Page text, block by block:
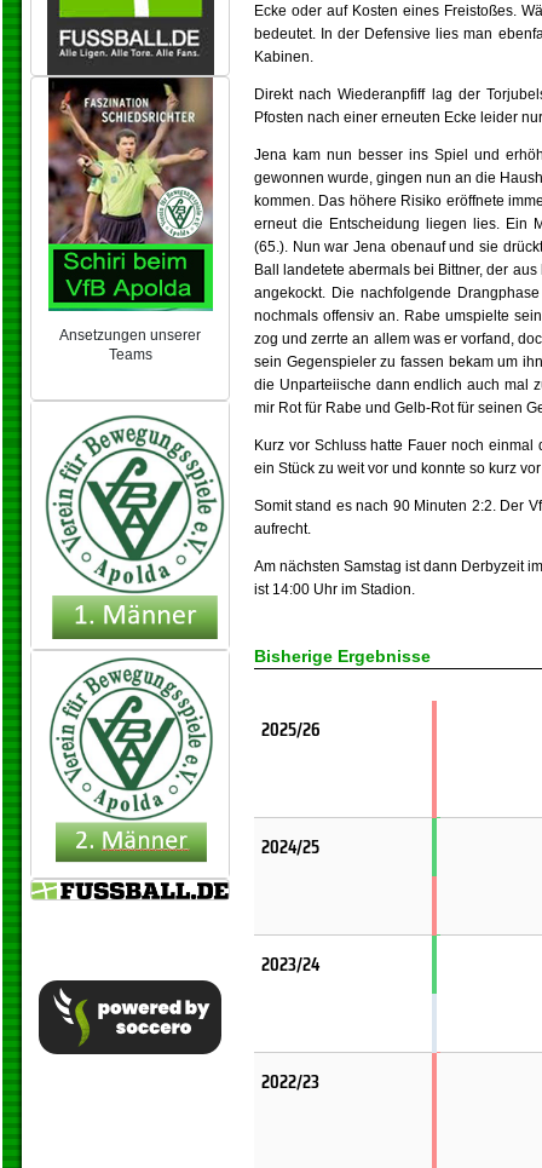
Ansetzungen unserer
Teams
Ecke oder auf Kosten eines Freistoßes.
bedeutet. In der Defensive lies man
Kabinen.
Direkt nach Wiederanpfiff lag der
Pfosten nach einer erneuten Ecke leider
Jena kam nun besser ins Spiel und
gewonnen wurde, gingen nun an die
kommen. Das höhere Risiko eröffnete
erneut die Entscheidung liegen lies. Ein
(65.). Nun war Jena obenauf und sie
Ball landetete abermals bei Bittner, der
angekockt. Die nachfolgende
nochmals offensiv an. Rabe umspielte
zog und zerrte an allem was er vorfand,
sein Gegenspieler zu fassen bekam um
die Unparteiische dann endlich auch mal
mir Rot für Rabe und Gelb-Rot für seinen
Kurz vor Schluss hatte Fauer noch
ein Stück zu weit vor und konnte so kurz
Somit stand es nach 90 Minuten 2:2. Der
aufrecht.
Am nächsten Samstag ist dann Derbyzeit
ist 14:00 Uhr im Stadion.
Bisherige Ergebnisse
2025/26
2024/25
2023/24
2022/23